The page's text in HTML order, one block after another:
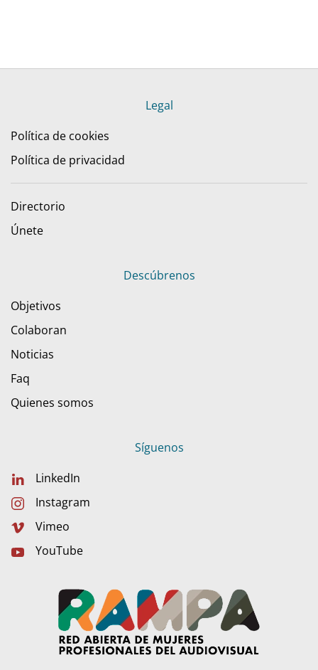
Legal
Política de cookies
Política de privacidad
Directorio
Únete
Descúbrenos
Objetivos
Colaboran
Noticias
Faq
Quienes somos
Síguenos
LinkedIn
Instagram
Vimeo
YouTube